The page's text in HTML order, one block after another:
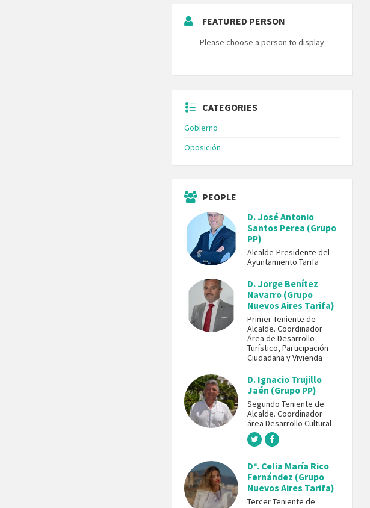
FEATURED PERSON
Please choose a person to display
CATEGORIES
Gobierno
Oposición
PEOPLE
D. José Antonio
Santos Perea (Grupo
PP)
Alcalde-Presidente del
Ayuntamiento Tarifa
D. Jorge Benítez
Navarro (Grupo
Nuevos Aires Tarifa)
Primer Teniente de
Alcalde. Coordinador
Área de Desarrollo
Turístico, Participación
Ciudadana y Vivienda
D. Ignacio Trujillo
Jaén (Grupo PP)
Segundo Teniente de
Alcalde. Coordinador
área Desarrollo Cultural
Dª. Celia María Rico
Fernández (Grupo
Nuevos Aires Tarifa)
Tercer Teniente de